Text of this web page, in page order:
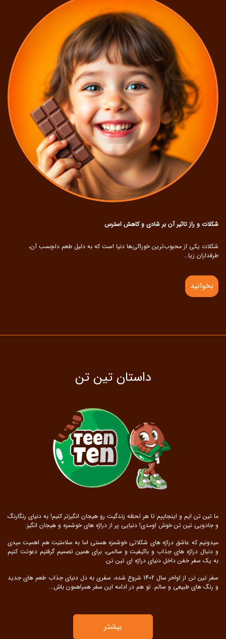
شکلات و راز تاثیر آن بر شادی و کاهش استرس
شکلات یکی از محبوب‌ترین خوراکی‌ها دنیا است که به دلیل طعم دلچسب آن،
طرفداران زیا...
بخوانید
داستان تین تن
ما تین تن ایم و اینجاییم تا هر لحظه زندگیت رو هیجان انگیزتر کنیم! به دنیای رنگارنگ
و جادویی تین تن خوش اومدی! دنیایی پر از دراژه های خوشمزه و هیجان انگیز.
میدونیم که عاشق دراژه های شکلاتی خوشمزه هستی اما به سلامتیت هم اهمیت میدی
و دنبال دراژه های جذاب و باکیفیت و سالمی، برای همین تصمیم گرفتیم دعوتت کنیم
به یک سفر خفن داخل دنیای دراژه ای تین تن.
سفر تین تن از اواخر سال 1402 شروع شده، سفری به دل دنیای جذاب طعم های جدید
و رنگ های طبیعی و سالم. تو هم در ادامه این سفر همراهمون باش...
بیشتر